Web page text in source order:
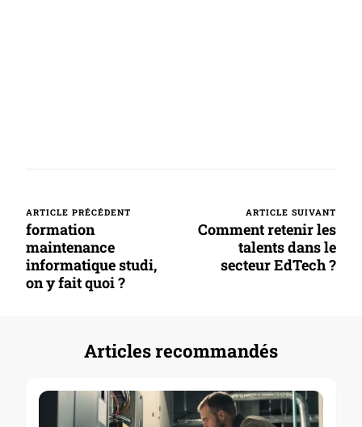
Navigation
d’article
ARTICLE PRÉCÉDENT
formation
maintenance
informatique studi,
on y fait quoi ?
ARTICLE SUIVANT
Comment retenir les
talents dans le
secteur EdTech ?
Articles recommandés